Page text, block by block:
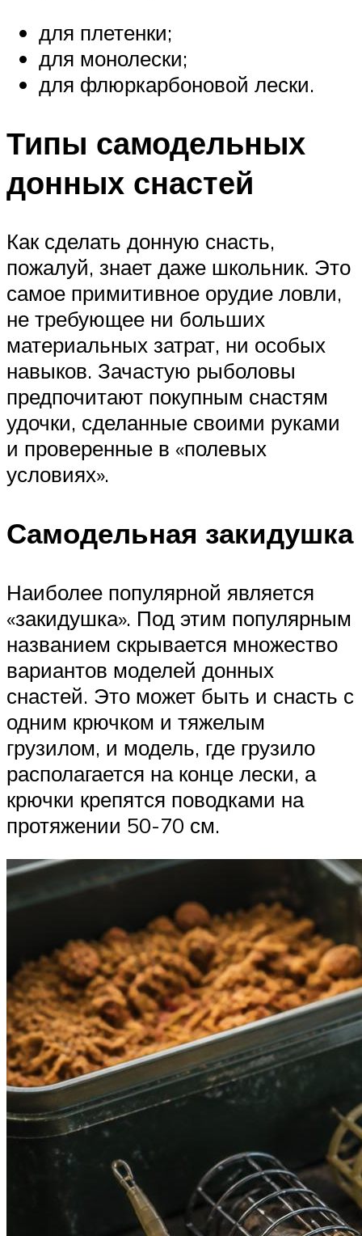
для плетенки;
для монолески;
для флюркарбоновой лески.
Типы самодельных
донных снастей
Как сделать донную снасть,
пожалуй, знает даже школьник. Это
самое примитивное орудие ловли,
не требующее ни больших
материальных затрат, ни особых
навыков. Зачастую рыболовы
предпочитают покупным снастям
удочки, сделанные своими руками
и проверенные в «полевых
условиях».
Самодельная закидушка
Наиболее популярной является
«закидушка». Под этим популярным
названием скрывается множество
вариантов моделей донных
снастей. Это может быть и снасть с
одним крючком и тяжелым
грузилом, и модель, где грузило
располагается на конце лески, а
крючки крепятся поводками на
протяжении 50-70 см.